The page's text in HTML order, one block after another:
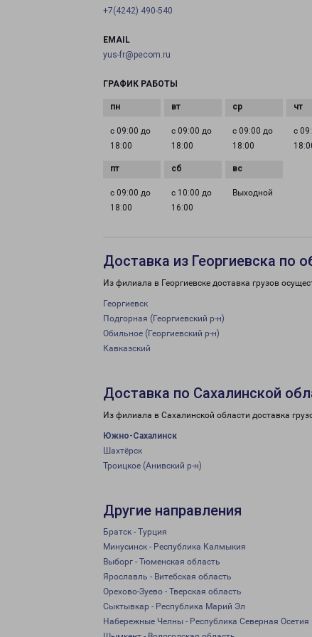
+7(4242) 490-540
EMAIL
yus-fr@pecom.ru
ГРАФИК РАБОТЫ
с 09:00 до
18:00
с 09:00 до
18:00
с 09:00 до
18:00
с
с 09:00 до
18:00
с 10:00 до
16:00
Выходной
Доставка из Георгиевска по
Из филиала в Георгиевске доставка грузов
Георгиевск
Подгорная (Георгиевский р-н)
Обильное (Георгиевский р-н)
Кавказский
Доставка по Сахалинской
Из филиала в Сахалинской области доставка
Южно-Сахалинск
Шахтёрск
Троицкое (Анивский р-н)
Другие направления
Братск - Турция
Минусинск - Республика Калмыкия
Выборг - Тюменская область
Ярославль - Витебская область
Орехово-Зуево - Тверская область
Сыктывкар - Республика Марий Эл
Набережные Челны - Республика Северная